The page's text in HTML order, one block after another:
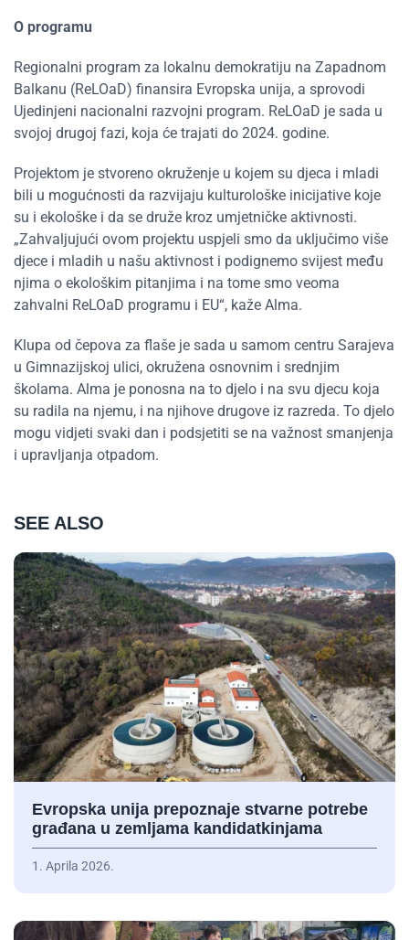
O programu
Regionalni program za lokalnu demokratiju na Zapadnom
Balkanu (ReLOaD) finansira Evropska unija, a sprovodi
Ujedinjeni nacionalni razvojni program. ReLOaD je sada u
svojoj drugoj fazi, koja će trajati do 2024. godine.
Projektom je stvoreno okruženje u kojem su djeca i mladi
bili u mogućnosti da razvijaju kulturološke inicijative koje
su i ekološke i da se druže kroz umjetničke aktivnosti.
„Zahvaljujući ovom projektu uspjeli smo da uključimo više
djece i mladih u našu aktivnost i podignemo svijest među
njima o ekološkim pitanjima i na tome smo veoma
zahvalni ReLOaD programu i EU“, kaže Alma.
Klupa od čepova za flaše je sada u samom centru Sarajeva
u Gimnazijskoj ulici, okružena osnovnim i srednjim
školama. Alma je ponosna na to djelo i na svu djecu koja
su radila na njemu, i na njihove drugove iz razreda. To djelo
mogu vidjeti svaki dan i podsjetiti se na važnost smanjenja
i upravljanja otpadom.
SEE ALSO
Evropska unija prepoznaje stvarne potrebe
građana u zemljama kandidatkinjama
1. Aprila 2026.